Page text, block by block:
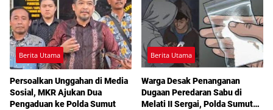
Berita Utama
Persoalkan Unggahan di Media
Sosial, MKR Ajukan Dua
Pengaduan ke Polda Sumut
Berita Utama
Warga Desak Penanganan
Dugaan Peredaran Sabu di
Melati II Sergai, Polda Sumut